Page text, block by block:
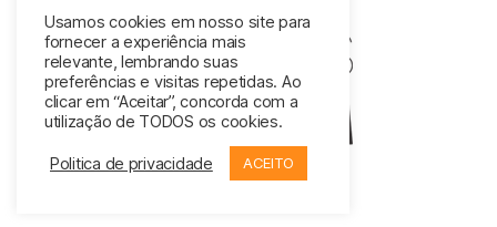
CONTATO
Usamos cookies em nosso site para
fornecer a experiência mais
relevante, lembrando suas
preferências e visitas repetidas. Ao
clicar em “Aceitar”, concorda com a
utilização de TODOS os cookies.
Politica de privacidade ACEITO